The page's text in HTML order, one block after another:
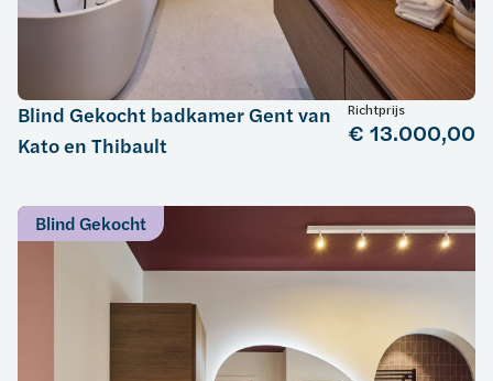
Blind Gekocht badkamer Gent van
Kato en Thibault
Richtprijs
€ 13.000,00
Blind Gekocht